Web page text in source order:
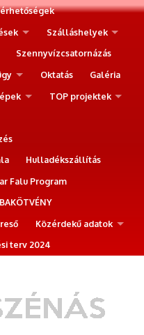
Szálláshelyek
Szennyvízcsatornázás
Oktatás
Galéria
TOP projektek
Hulladékszállítás
Falu Program
Közérdekű adatok
terv 2024